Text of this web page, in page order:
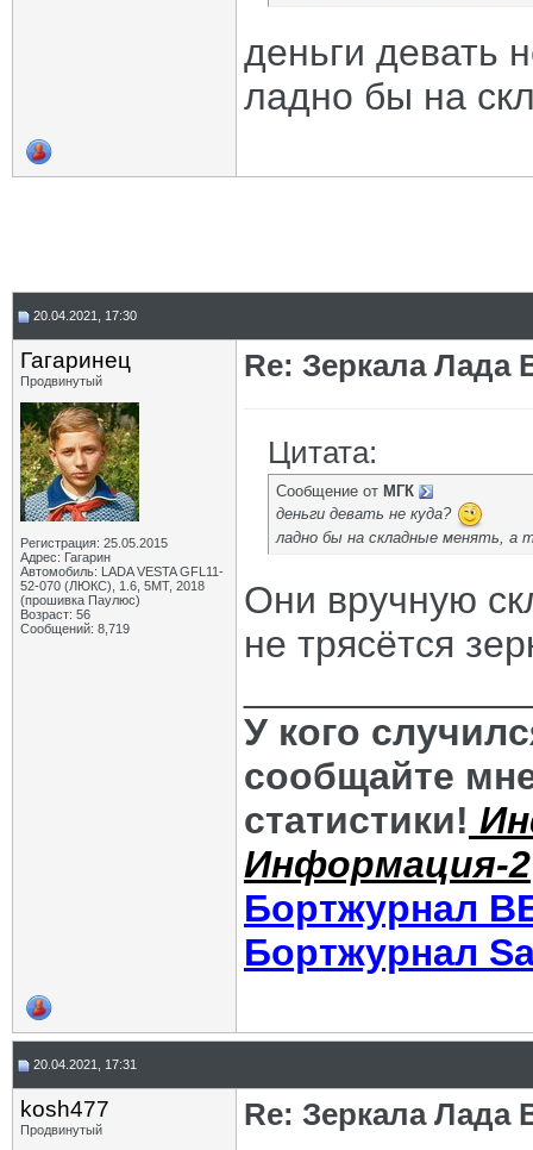
деньги девать
ладно бы на
20.04.2021, 17:30
Гагаринец
Продвинутый
Регистрация: 25.05.2015
Адрес: Гагарин
Автомобиль: LADA VESTA GFL11-
52-070 (ЛЮКС), 1.6, 5МТ, 2018
(прошивка Паулюс)
Возраст: 56
Сообщений: 8,719
Re: Зеркала Лада
Цитата:
Сообщение от МГК
деньги девать не куда?
ладно бы на складные менять, а
Они вручную
не трясётся
У кого
сообщайте
статистики!
Информация-2
Бортжурнал
Бортжурнал
20.04.2021, 17:31
kosh477
Продвинутый
Re: Зеркала Лада